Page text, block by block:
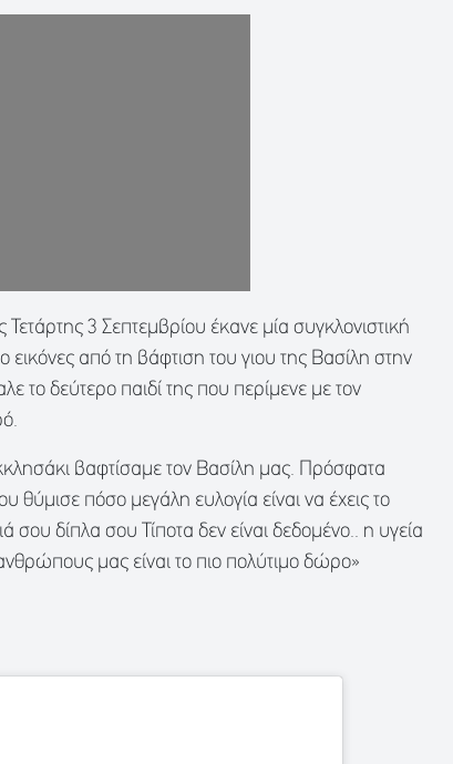
3 Σεπτεμβρίου έκανε μία συγκλονιστική
από τη βάφτιση του γιου της Βασίλη στην
δεύτερο παιδί της που περίμενε με τον
βαφτίσαμε τον Βασίλη μας. Πρόσφατα
πόσο μεγάλη ευλογία είναι να έχεις το
σου δίπλα σου Τίποτα δεν είναι δεδομένο.. η υγεία
μας είναι το πιο πολύτιμο δώρο»